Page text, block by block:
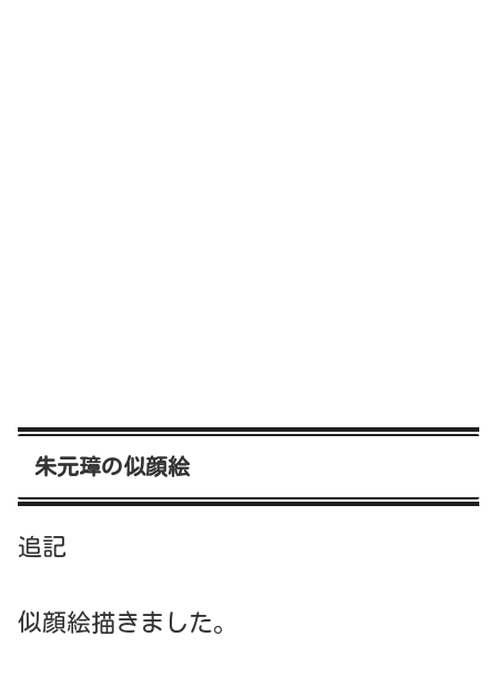
朱元璋の似顔絵
追記
似顔絵描きました。